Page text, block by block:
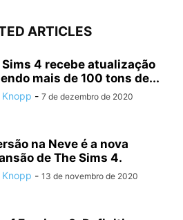
ARTICLES
Sims 4 recebe atualização
mais de 100 tons de...
- 7 de dezembro de 2020
na Neve é a nova
de The Sims 4.
- 13 de novembro de 2020